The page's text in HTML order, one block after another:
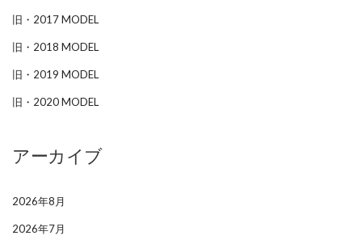
旧・2017 MODEL
旧・2018 MODEL
旧・2019 MODEL
旧・2020 MODEL
アーカイブ
2026年8月
2026年7月